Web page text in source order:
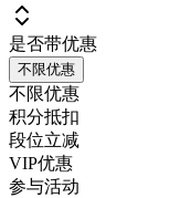
是否带优惠
不限优惠
不限优惠
积分抵扣
段位立减
VIP优惠
参与活动